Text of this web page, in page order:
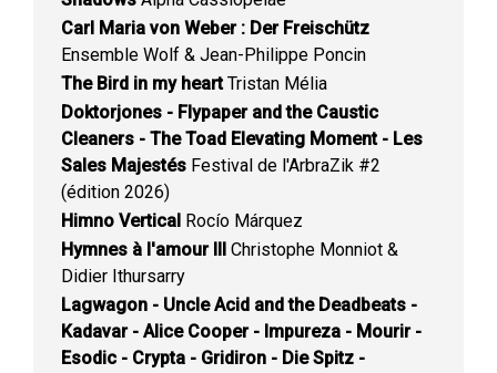
Carl Maria von Weber : Der Freischütz
Ensemble Wolf & Jean-Philippe Poncin
The Bird in my heartTristan Mélia
Doktorjones - Flypaper and the Caustic
Cleaners - The Toad Elevating Moment - Les
Sales Majestés Festival de l'ArbraZik #2
(édition 2026)
Himno Vertical Rocío Márquez
Hymnes à l'amour III Christophe Monniot &
Didier Ithursarry
Lagwagon - Uncle Acid and the Deadbeats -
Kadavar - Alice Cooper - Impureza - Mourir -
Esodic - Crypta - Gridiron - Die Spitz -